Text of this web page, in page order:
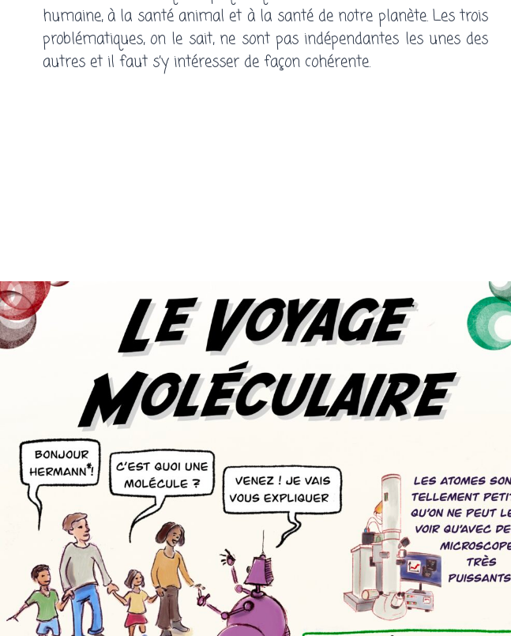
humaine, à la santé animal et à la santé de notre planète. Les trois
problématiques, on le sait, ne sont pas indépendantes les unes des
autres et il faut s’y intéresser de façon cohérente.